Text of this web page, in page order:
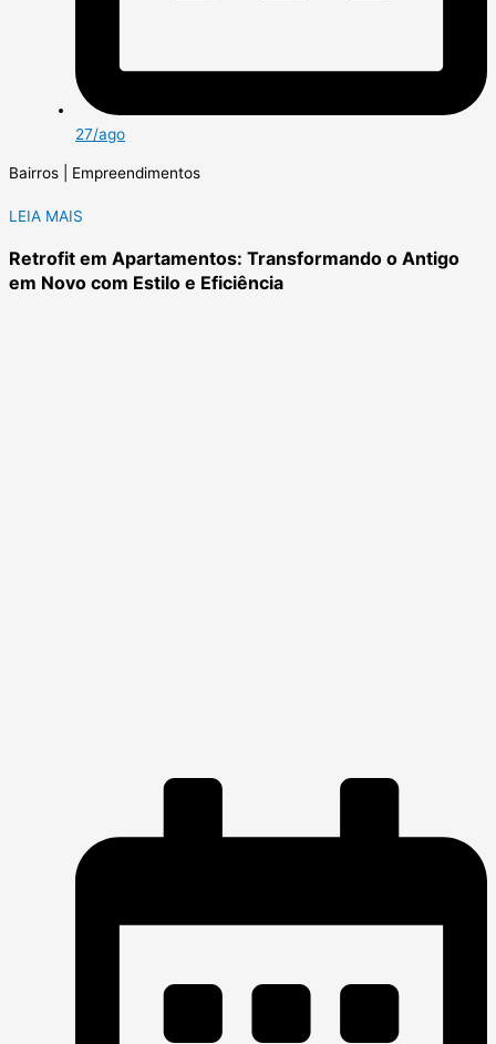
27/ago
Bairros | Empreendimentos
LEIA MAIS
Retrofit em Apartamentos: Transformando o Antigo
em Novo com Estilo e Eficiência